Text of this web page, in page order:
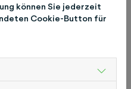
alles für
Sicherheit
auf einem
Nachfragen, wo
können Sie jederzeit
Cookie-Button für